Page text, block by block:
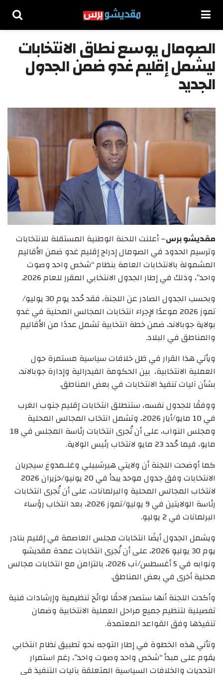
الصومال يوسع نطاق الانتخابات
ليشمل إقليم غدو ضمن الجدول
الجديد
مقديشو برس– أعلنت اللحنة الوطنية المستقلة للانتخابات
وترسيم الحدود في الصومال إدراج إقليم غدو ضمن الأقاليم
المشمولة بالانتخابات العامة بنظام “شخص واحد وصوت
واحد”، وذلك في إطار الجدول الانتخابي المقرر للعام 2026.
وبحسب الجدول الصادر عن اللجنة، فقد حُدد يوم 30 يوليو/
تموز 2026 موعدًا لإجراء انتخابات المجالس المحلية في غدو
بولاية جوبالاند، ضمن خطة انتخابية تشمل عددًا من الأقاليم
والمناطق في البلاد.
ويأتي هذا القرار في ظل خلافات سياسية مستمرة حول
العملية الانتخابية، بين الحكومة الفيدرالية وإدارة جوبالاند،
بشأن آليات تنفيذ الانتخابات في بعض المناطق.
ووفقًا للجدول نفسه، ستنطلق انتخابات إقليم جنوب الغرب
في 10 مايو/أيار 2026، وتشمل انتخاب المجالس المحلية
ومجلس النواب، على أن تُجرى انتخابات رئاسة المجلس في 18
مايو، فيما حُدد 23 مايو لانتخاب رئيس الولاية.
كما أوضحت اللجنة أن ولايتي هيرشبيلي وغلـمدوغ سيجريان
الانتخابات وفق جدول موحد يبدأ في 20 يونيو/حزيران 2026
لانتخاب المجالس المحلية والبرلمانات، على أن تُجرى انتخابات
رئاسة الولايتين في 9 يوليو/تموز 2026، بعد انتخاب رؤساء
البرلمانات في 2 يوليو.
ويشمل الجدول أيضًا انتخابات مجلس العاصمة في إقليم بنادر
يوم 30 يوليو 2026، على أن تُجرى انتخابات عمدة مقديشو
ونوابه في 5 أغسطس/آب 2026، بالتزامن مع انتخابات مجالس
محلية أخرى في بعض المناطق.
وأكدت اللجنة أنها ستصدر لاحقًا لوائح تنظيمية وإرشادات فنية
تفصيلية لتنظيم جميع مراحل العملية الانتخابية وضمان
تنفيذها وفق القواعد المعتمدة.
وتأتي هذه الخطوة في إطار التوجه نحو تطبيق نظام انتخابي
يقوم على مبدأ “شخص واحد وصوت واحد”، رغم استمرار
التحديات والخلافات السياسية المتعلقة بآليات التنفيذ في